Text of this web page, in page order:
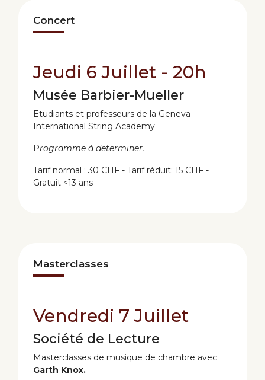
Concert
Jeudi 6 Juillet - 20h
Musée Barbier-Mueller
Etudiants et professeurs de la Geneva
International String Academy
Programme à determiner.
Tarif normal : 30 CHF - Tarif réduit: 15 CHF -
Gratuit <13 ans
Masterclasses
Vendredi 7 Juillet
Société de Lecture
Masterclasses de musique de chambre avec
Garth Knox.